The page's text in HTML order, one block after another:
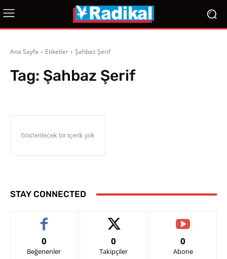
Ana Sayfa Etiketler Şahbaz Şerif
Tag: Şahbaz Şerif
Gösterilecek bir içerik yok
STAY CONNECTED
0
Beğenenler
0
Takipçiler
0
Abone